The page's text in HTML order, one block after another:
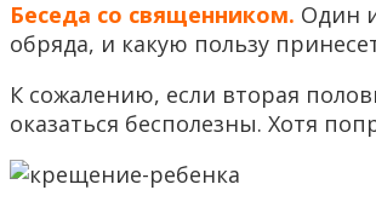
Беседа со священником. Один
обряда, и какую пользу
К сожалению, если вторая
оказаться бесполезны. Хотя